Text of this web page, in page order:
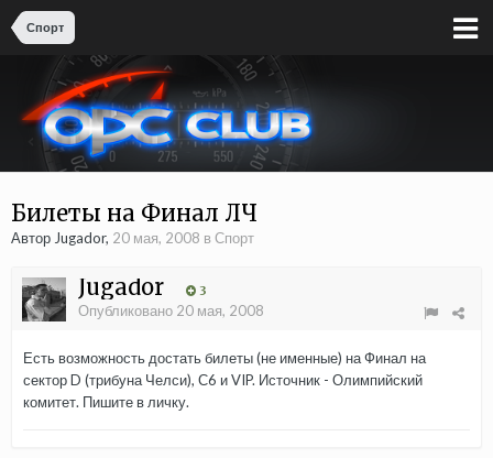
Спорт
Билеты на Финал ЛЧ
Автор Jugador, 20 мая, 2008 в Спорт
Jugador 3
Опубликовано 20 мая, 2008
Есть возможность достать билеты (не именные) на Финал на
сектор D (трибуна Челси), С6 и VIP. Источник - Олимпийский
комитет. Пишите в личку.